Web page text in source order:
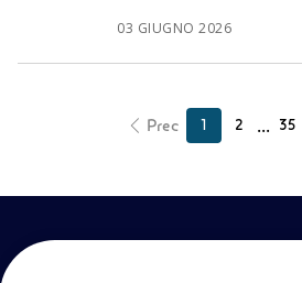
03 GIUGNO 2026
Prec 1 2 ... 35